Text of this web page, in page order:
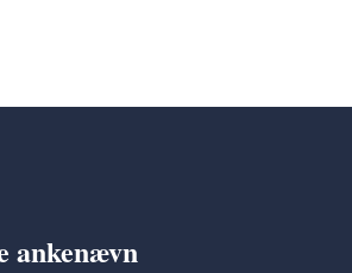
ankenævn